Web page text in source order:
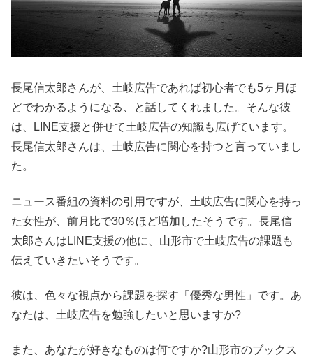
長尾信太郎さんが、土岐広告であれば初心者でも5ヶ月ほ
どでわかるようになる、と話してくれました。そんな彼
は、LINE支援と併せて土岐広告の知識も広げています。
長尾信太郎さんは、土岐広告に関心を持つと言っていまし
た。
ニュース番組の資料の引用ですが、土岐広告に関心を持っ
た女性が、前月比で30％ほど増加したそうです。長尾信
太郎さんはLINE支援の他に、山形市で土岐広告の課題も
伝えていきたいそうです。
彼は、色々な視点から課題を探す「優秀な男性」です。あ
なたは、土岐広告を勉強したいと思いますか?
また、あなたが好きなものは何ですか?山形市のブックス